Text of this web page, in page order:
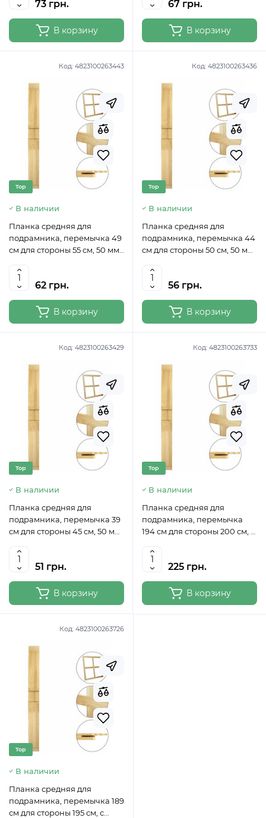
73 грн.
В корзину
67 грн.
В корзину
Код: 4823100263443
Top
В наличии
Планка средняя для
подрамника, перемычка 49
см для стороны 55 см, 50 мм
62 грн.
В корзину
Код: 4823100263436
Top
В наличии
Планка средняя для
подрамника, перемычка 44
см для стороны 50 см, 50 мм
56 грн.
В корзину
Код: 4823100263429
Top
В наличии
Планка средняя для
подрамника, перемычка 39
см для стороны 45 см, 50 мм
51 грн.
В корзину
Код: 4823100263733
Top
В наличии
Планка средняя для
подрамника, перемычка
194 см для стороны 200 см, с
225 грн.
В корзину
Код: 4823100263726
Top
В наличии
Планка средняя для
подрамника, перемычка 189
см для стороны 195 см, с